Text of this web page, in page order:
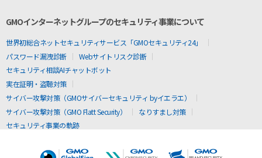
GMOインターネットグループのセキュリティ事業について
世界初総合ネットセキュリティサービス「GMOセキュリティ24」
パスワード漏洩診断
Webサイトリスク診断
セキュリティ相談AIチャットボット
実在証明・盗聴対策
サイバー攻撃対策（GMOサイバーセキュリティ byイエラエ）
サイバー攻撃対策（GMO Flatt Security）
なりすまし対策
セキュリティ事業の軌跡